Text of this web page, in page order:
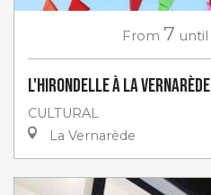
From 7 until
L'Hirondelle à La Vernarède
CULTURAL
La Vernarède